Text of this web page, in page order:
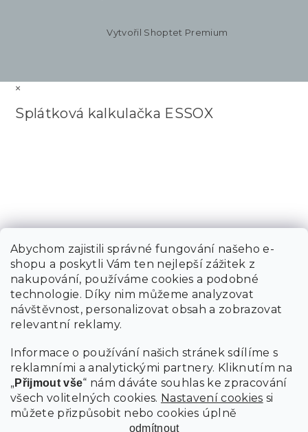
Abychom zajistili správné fungování našeho e-
shopu a poskytli Vám ten nejlepší zážitek z
nakupování, používáme cookies a podobné
technologie. Díky nim můžeme analyzovat
návštěvnost, personalizovat obsah a zobrazovat
relevantní reklamy.
Informace o používání našich stránek sdílíme s
reklamními a analytickými partnery. Kliknutím na
„Přijmout vše“ nám dáváte souhlas ke zpracování
všech volitelných cookies. Nastavení cookies si
můžete přizpůsobit nebo cookies úplně
odmítnout
Vytvořil Shoptet Premium
×
Splátková kalkulačka ESSOX